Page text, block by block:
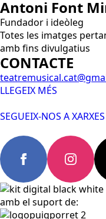
Antoni Font
Fundador i ideòleg
Totes les imatges
amb fins divulgatius
CONTACTE
LLEGEIX MÉS
SEGUEIX-NOS A XARXES
amb el suport de: